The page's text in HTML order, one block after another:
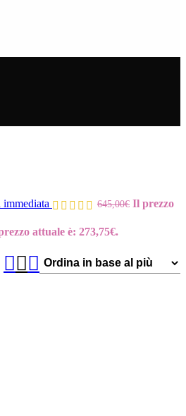
645,00€ Il prezzo
attuale è: 273,75€.